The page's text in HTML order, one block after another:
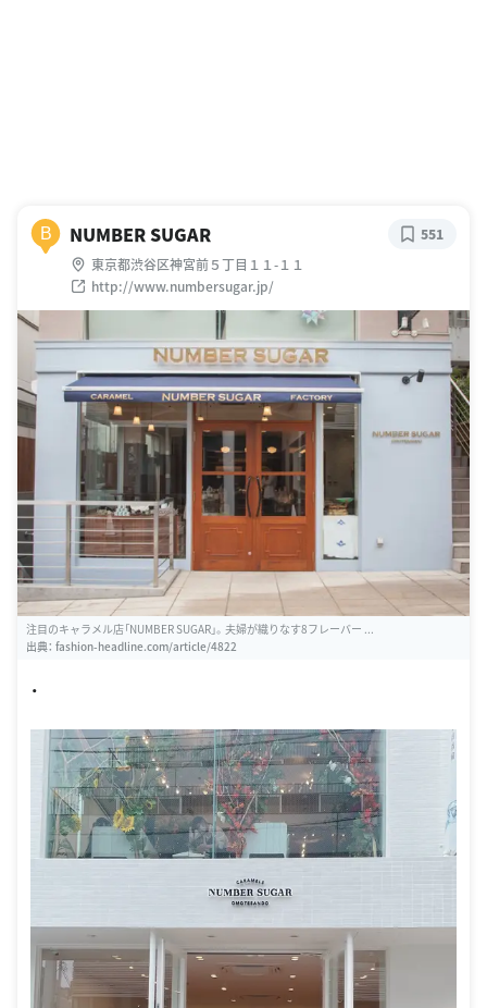
B NUMBER SUGAR
東京都渋谷区神宮前５丁目１１-１１
http://www.numbersugar.jp/
551
注目のキャラメル店「NUMBER SUGAR」。夫婦が織りなす8フレーバー ...
出典： fashion-headline.com/article/4822
・